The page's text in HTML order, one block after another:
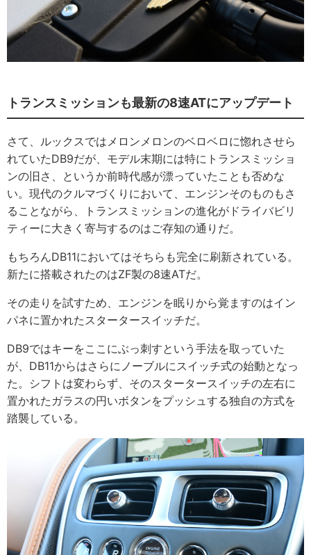
トランスミッションも最新の8速ATにアップデート
さて、ルックスではメロンメロンのベロベロに惚れさせら
れていたDB9だが、モデル末期には特にトランスミッショ
ンの旧さ、というか前時代感が漂っていたことも否めな
い。現代のクルマづくりにおいて、エンジンそのものもさ
ることながら、トランスミッションの進化がドライバビリ
ティーに大きく寄与するのはご存知の通りだ。
もちろんDB11においてはそちらも完全に刷新されている。
新たに搭載されたのはZF製の8速ATだ。
その走りを試すため、エンジンを眠りから覚ますのはイン
パネに置かれたスタータースイッチだ。
DB9ではキーをここにぶっ刺すという手法を取っていた
が、DB11からはさらにノーブルにスイッチ式の始動となっ
た。シフトは変わらず、そのスタータースイッチの左右に
置かれたガラスの円いボタンをプッシュする独自の方式を
踏襲している。